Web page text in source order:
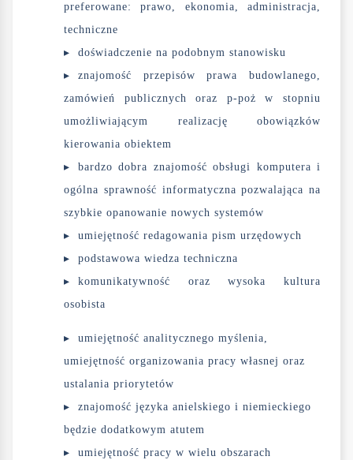
preferowane: prawo, ekonomia, administracja,
techniczne
doświadczenie na podobnym stanowisku
znajomość przepisów prawa budowlanego,
zamówień publicznych oraz p-poż w stopniu
umożliwiającym realizację obowiązków
kierowania obiektem
bardzo dobra znajomość obsługi komputera i
ogólna sprawność informatyczna pozwalająca na
szybkie opanowanie nowych systemów
umiejętność redagowania pism urzędowych
podstawowa wiedza techniczna
komunikatywność oraz wysoka kultura
osobista
umiejętność analitycznego myślenia,
umiejętność organizowania pracy własnej oraz
ustalania priorytetów
znajomość języka anielskiego i niemieckiego
będzie dodatkowym atutem
umiejętność pracy w wielu obszarach